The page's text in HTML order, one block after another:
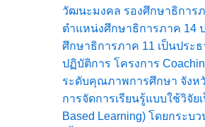
วัฒนะมงคล รองศึกษาธิการ
ตำแหน่งศึกษาธิการภาค 14
ศึกษาธิการภาค 11 เป็นประธ
ปฏิบัติการ โครงการ
ระดับคุณภาพการศึกษา จังห
การจัดการเรียนรู้แบบใช้วิจัย
Based Learning) โดยกระบ